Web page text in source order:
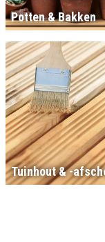
Potten & Bakken
Tuinhout & -